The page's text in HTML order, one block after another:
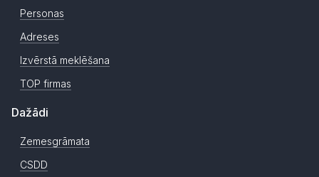
Personas
Adreses
Izvērstā meklēšana
TOP firmas
Dažādi
Zemesgrāmata
CSDD